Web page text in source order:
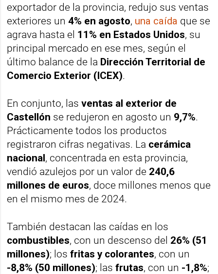
exportador de la provincia, redujo sus ventas
exteriores un4% en agosto, una caída que se
agrava hasta el 11% en Estados Unidos, su
principal mercado en ese mes, según el
último balance de la Dirección Territorial de
Comercio Exterior (ICEX).
En conjunto, lasventas al exterior de
Castellón se redujeron en agosto un 9,7%.
Prácticamente todos los productos
registraron cifras negativas. La cerámica
nacional, concentrada en esta provincia,
vendió azulejos por un valor de 240,6
millones de euros, doce millones menos que
en el mismo mes de 2024.
También destacan las caídas en los
combustibles, con un descenso del 26% (51
millones); losfritas y colorantes, con un
-8,8% (50 millones); lasfrutas, con un -1,8%;